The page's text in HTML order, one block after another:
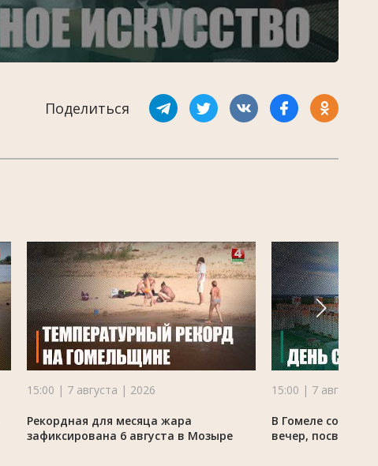
Поделиться
15:00 | 7 августа | 2026
Рекордная для месяца жара
зафиксирована 6 августа в Мозыре
15:00 | 7 августа |
В Гомеле
вечер,